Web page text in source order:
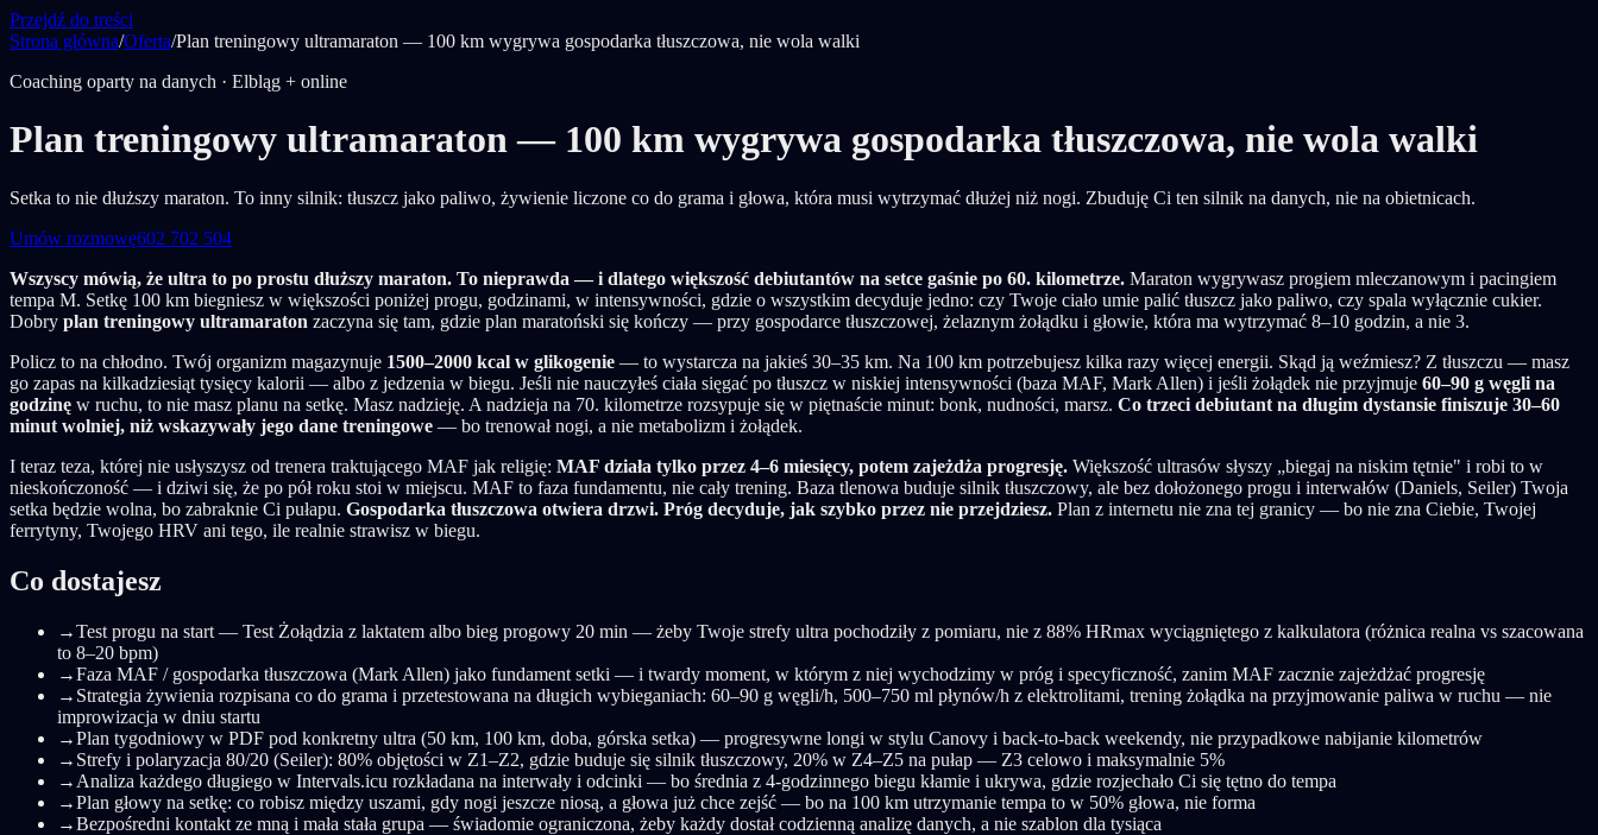
Przejdź do treści
Strona główna/Oferta/Plan treningowy ultramaraton — 100 km wygrywa gospodarka tłuszczowa, nie wola walki
Coaching oparty na danych · Elbląg + online
Plan treningowy ultramaraton — 100 km wygrywa gospodarka tłuszczowa, nie wola walki
Setka to nie dłuższy maraton. To inny silnik: tłuszcz jako paliwo, żywienie liczone co do grama i głowa, która musi wytrzymać dłużej niż nogi. Zbuduję Ci ten silnik na danych, nie na obietnicach.
Umów rozmowę602 702 504
Wszyscy mówią, że ultra to po prostu dłuższy maraton. To nieprawda — i dlatego większość debiutantów na setce gaśnie po 60. kilometrze. Maraton wygrywasz progiem mleczanowym i pacingiem
tempa M. Setkę 100 km biegniesz w większości poniżej progu, godzinami, w intensywności, gdzie o wszystkim decyduje jedno: czy Twoje ciało umie palić tłuszcz jako paliwo, czy spala wyłącznie cukier.
Dobry plan treningowy ultramaraton zaczyna się tam, gdzie plan maratoński się kończy — przy gospodarce tłuszczowej, żelaznym żołądku i głowie, która ma wytrzymać 8–10 godzin, a nie 3.
Policz to na chłodno. Twój organizm magazynuje 1500–2000 kcal w glikogenie — to wystarcza na jakieś 30–35 km. Na 100 km potrzebujesz kilka razy więcej energii. Skąd ją weźmiesz? Z tłuszczu — masz
go zapas na kilkadziesiąt tysięcy kalorii — albo z jedzenia w biegu. Jeśli nie nauczyłeś ciała sięgać po tłuszcz w niskiej intensywności (baza MAF, Mark Allen) i jeśli żołądek nie przyjmuje 60–90 g węgli na
godzinę w ruchu, to nie masz planu na setkę. Masz nadzieję. A nadzieja na 70. kilometrze rozsypuje się w piętnaście minut: bonk, nudności, marsz. Co trzeci debiutant na długim dystansie finiszuje 30–60
minut wolniej, niż wskazywały jego dane treningowe — bo trenował nogi, a nie metabolizm i żołądek.
I teraz teza, której nie usłyszysz od trenera traktującego MAF jak religię: MAF działa tylko przez 4–6 miesięcy, potem zajeżdża progresję. Większość ultrasów słyszy „biegaj na niskim tętnie" i robi to w
nieskończoność — i dziwi się, że po pół roku stoi w miejscu. MAF to faza fundamentu, nie cały trening. Baza tlenowa buduje silnik tłuszczowy, ale bez dołożonego progu i interwałów (Daniels, Seiler) Twoja
setka będzie wolna, bo zabraknie Ci pułapu. Gospodarka tłuszczowa otwiera drzwi. Próg decyduje, jak szybko przez nie przejdziesz. Plan z internetu nie zna tej granicy — bo nie zna Ciebie, Twojej
ferrytyny, Twojego HRV ani tego, ile realnie strawisz w biegu.
Co dostajesz
→Test progu na start — Test Żołądzia z laktatem albo bieg progowy 20 min — żeby Twoje strefy ultra pochodziły z pomiaru, nie z 88% HRmax wyciągniętego z kalkulatora (różnica realna vs szacowana
to 8–20 bpm)
→Faza MAF / gospodarka tłuszczowa (Mark Allen) jako fundament setki — i twardy moment, w którym z niej wychodzimy w próg i specyficzność, zanim MAF zacznie zajeżdżać progresję
→ Strategia żywienia rozpisana co do grama i przetestowana na długich wybieganiach: 60–90 g węgli/h, 500–750 ml płynów/h z elektrolitami, trening żołądka na przyjmowanie paliwa w ruchu — nie
improwizacja w dniu startu
→Plan tygodniowy w PDF pod konkretny ultra (50 km, 100 km, doba, górska setka) — progresywne longi w stylu Canovy i back-to-back weekendy, nie przypadkowe nabijanie kilometrów
→ Strefy i polaryzacja 80/20 (Seiler): 80% objętości w Z1–Z2, gdzie buduje się silnik tłuszczowy, 20% w Z4–Z5 na pułap — Z3 celowo i maksymalnie 5%
→ Analiza każdego długiego w Intervals.icu rozkładana na interwały i odcinki — bo średnia z 4-godzinnego biegu kłamie i ukrywa, gdzie rozjechało Ci się tętno do tempa
→Plan głowy na setkę: co robisz między uszami, gdy nogi jeszcze niosą, a głowa już chce zejść — bo na 100 km utrzymanie tempa to w 50% głowa, nie forma
→Bezpośredni kontakt ze mną i mała stała grupa — świadomie ograniczona, żeby każdy dostał codzienną analizę danych, a nie szablon dla tysiąca